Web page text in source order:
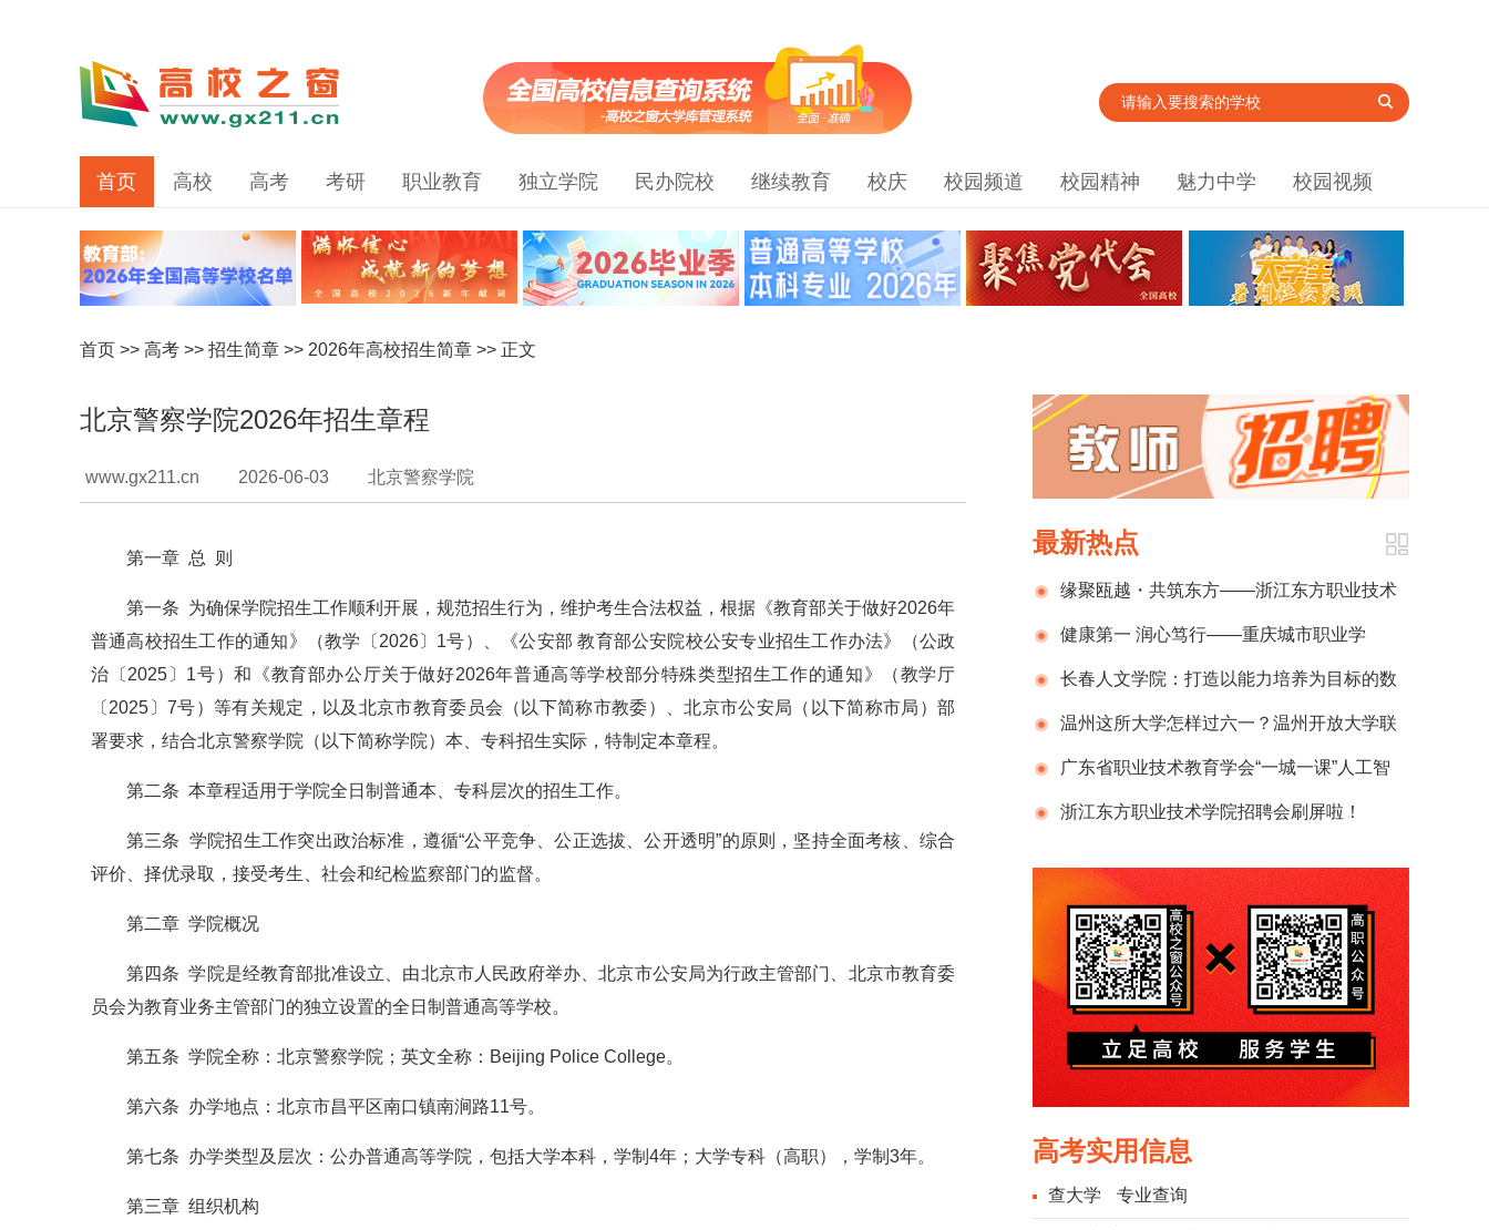
首页 高校 高考 考研 职业教育 独立学院 民办院校 继续教育 校庆 校园频道 校园精神 魅力中学 校园视频
首页 >> 高考 >> 招生简章 >> 2026年高校招生简章 >> 正文
北京警察学院2026年招生章程
www.gx211.cn 2026-06-03 北京警察学院
第一章 总 则
第一条 为确保学院招生工作顺利开展，规范招生行为，维护考生合法权益，根据《教育部关于做好2026年
普通高校招生工作的通知》（教学〔2026〕1号）、《公安部 教育部公安院校公安专业招生工作办法》（公政
治〔2025〕1号）和《教育部办公厅关于做好2026年普通高等学校部分特殊类型招生工作的通知》（教学厅
〔2025〕7号）等有关规定，以及北京市教育委员会（以下简称市教委）、北京市公安局（以下简称市局）部
署要求，结合北京警察学院（以下简称学院）本、专科招生实际，特制定本章程。
第二条 本章程适用于学院全日制普通本、专科层次的招生工作。
第三条 学院招生工作突出政治标准，遵循“公平竞争、公正选拔、公开透明”的原则，坚持全面考核、综合
评价、择优录取，接受考生、社会和纪检监察部门的监督。
第二章 学院概况
第四条 学院是经教育部批准设立、由北京市人民政府举办、北京市公安局为行政主管部门、北京市教育委
员会为教育业务主管部门的独立设置的全日制普通高等学校。
第五条 学院全称：北京警察学院；英文全称：Beijing Police College。
第六条 办学地点：北京市昌平区南口镇南涧路11号。
第七条 办学类型及层次：公办普通高等学院，包括大学本科，学制4年；大学专科（高职），学制3年。
第三章 组织机构
最新热点
缘聚瓯越・共筑东方——浙江东方职业技术
学院温州校友会成立大会暨校友返校日圆满举
行
健康第一 润心笃行——重庆城市职业学
院“5·25心理健康月”赋能学子青春成长
长春人文学院：打造以能力培养为目标的数
智赋能教学新模式
温州这所大学怎样过六一？温州开放大学联
合市残联开展“关爱星孩 同行园博”亲子公益活
动
广东省职业技术教育学会“一城一课”人工智
能赋能职业教育培训（江门市会场）成功举办
浙江东方职业技术学院招聘会刷屏啦！
高考实用信息
查大学 专业查询